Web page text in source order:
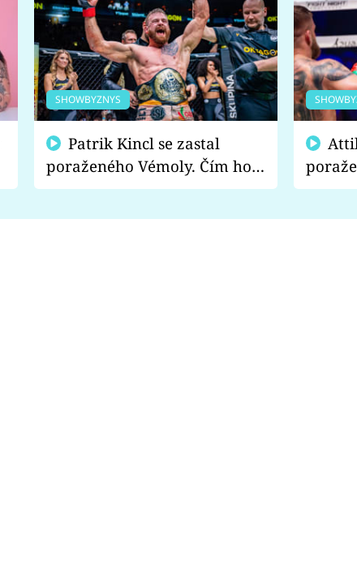
SHOWBYZNYS
poraženého Vémoly. Čím ho
fanoušci naštvali?
chce